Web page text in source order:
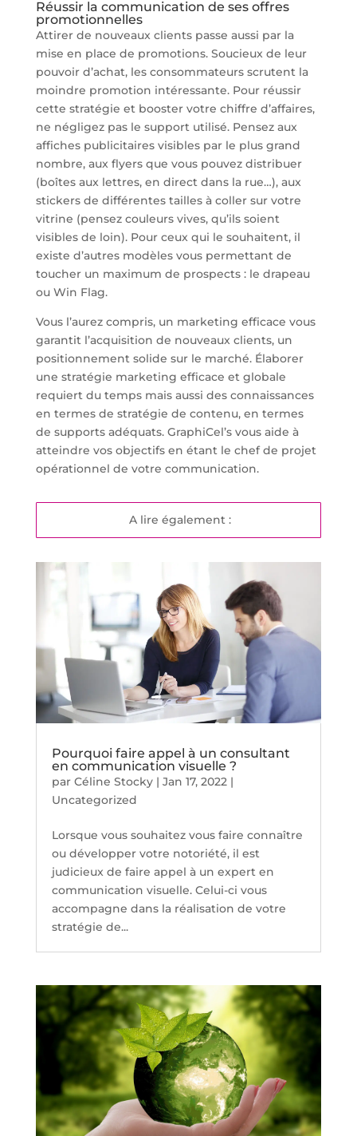
Réussir la communication de ses offres
promotionnelles
Attirer de nouveaux clients passe aussi par la
mise en place de promotions. Soucieux de leur
pouvoir d’achat, les consommateurs scrutent la
moindre promotion intéressante. Pour réussir
cette stratégie et booster votre chiffre d’affaires,
ne négligez pas le support utilisé. Pensez aux
affiches publicitaires visibles par le plus grand
nombre, aux flyers que vous pouvez distribuer
(boîtes aux lettres, en direct dans la rue…), aux
stickers de différentes tailles à coller sur votre
vitrine (pensez couleurs vives, qu’ils soient
visibles de loin). Pour ceux qui le souhaitent, il
existe d’autres modèles vous permettant de
toucher un maximum de prospects : le drapeau
ou Win Flag.
Vous l’aurez compris, un marketing efficace vous
garantit l’acquisition de nouveaux clients, un
positionnement solide sur le marché. Élaborer
une stratégie marketing efficace et globale
requiert du temps mais aussi des connaissances
en termes de stratégie de contenu, en termes
de supports adéquats. GraphiCel’s vous aide à
atteindre vos objectifs en étant le chef de projet
opérationnel de votre communication.
A lire également :
Pourquoi faire appel à un consultant
en communication visuelle ?
par Céline Stocky| Jan 17, 2022|
Uncategorized
Lorsque vous souhaitez vous faire connaître
ou développer votre notoriété, il est
judicieux de faire appel à un expert en
communication visuelle. Celui-ci vous
accompagne dans la réalisation de votre
stratégie de...